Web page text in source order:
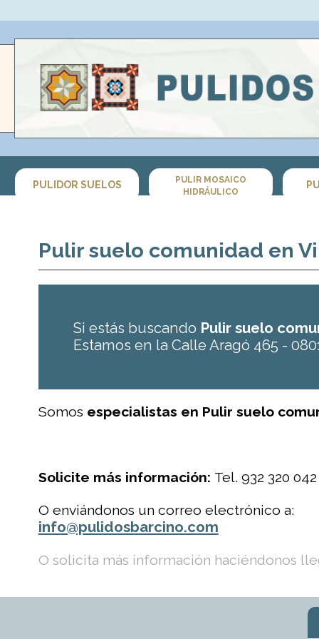
PULIDOR SUELOS
PULIR MOSAICO
HIDRÁULICO
Pulir suelo comunidad en
Si estás buscando Pulir suelo
Estamos en la Calle Aragó 465 -
Somos especialistas en Pulir suelo
Solicite más información: Tel. 932 320
O enviándonos un correo electrónico a:
info@pulidosbarcino.com
O solicita más información haciéndonos